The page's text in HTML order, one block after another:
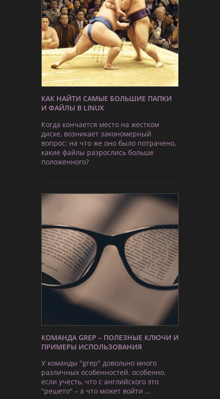
КАК НАЙТИ САМЫЕ БОЛЬШИЕ ПАПКИ
И ФАЙЛЫ В LINUX
Когда кончается место на жестком
диске, возникает закономерный
вопрос: на что же оно было потрачено,
какие файлы разрослись больше
положенного?
КОМАНДА GREP – ПОЛЕЗНЫЕ КЛЮЧИ И
ПРИМЕРЫ ИСПОЛЬЗОВАНИЯ
У команды "grep" довольно много
различных особенностей. особенно,
если учесть, что с английского это
"решето" – а что может войти …